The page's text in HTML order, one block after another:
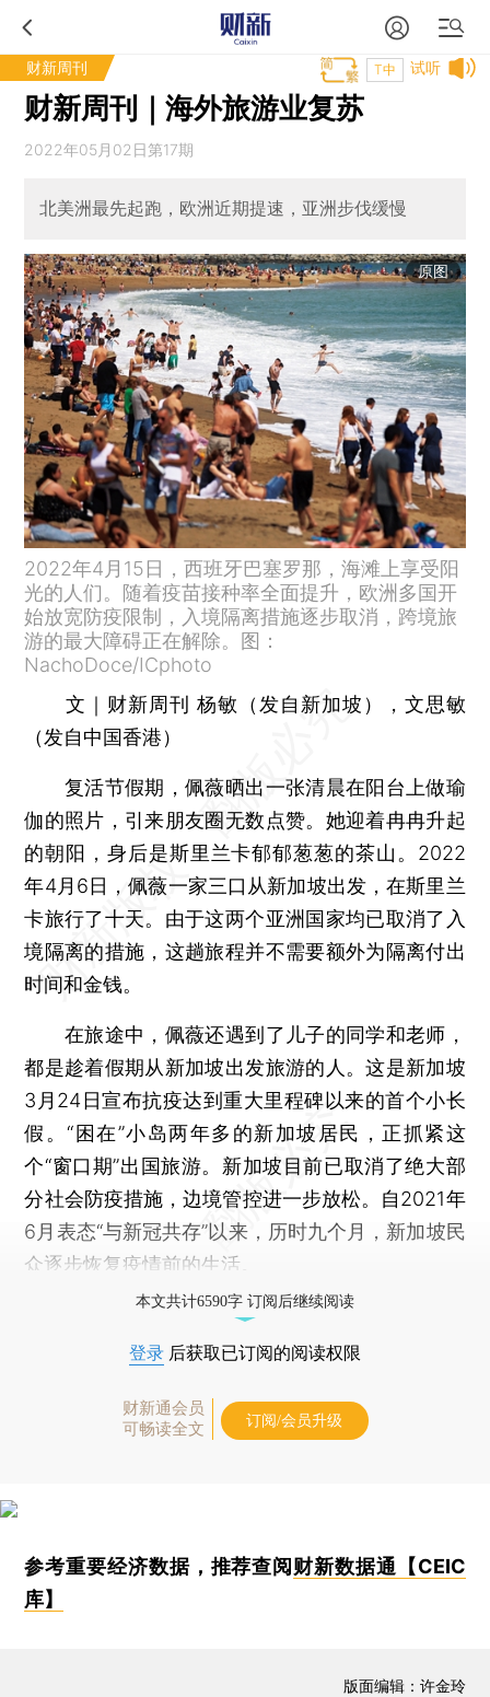
财新周刊 试听
T中
财新周刊｜海外旅游业复苏
2022年05月02日第17期
北美洲最先起跑，欧洲近期提速，亚洲步伐缓慢
原图
2022年4月15日，西班牙巴塞罗那，海滩上享受阳
光的人们。随着疫苗接种率全面提升，欧洲多国开
始放宽防疫限制，入境隔离措施逐步取消，跨境旅
游的最大障碍正在解除。图：
NachoDoce/ICphoto
文｜财新周刊 杨敏（发自新加坡），文思敏
（发自中国香港）
复活节假期，佩薇晒出一张清晨在阳台上做瑜
伽的照片，引来朋友圈无数点赞。她迎着冉冉升起
的朝阳，身后是斯里兰卡郁郁葱葱的茶山。2022
年4月6日，佩薇一家三口从新加坡出发，在斯里兰
卡旅行了十天。由于这两个亚洲国家均已取消了入
境隔离的措施，这趟旅程并不需要额外为隔离付出
时间和金钱。
在旅途中，佩薇还遇到了儿子的同学和老师，
都是趁着假期从新加坡出发旅游的人。这是新加坡
3月24日宣布抗疫达到重大里程碑以来的首个小长
假。“困在”小岛两年多的新加坡居民，正抓紧这
个“窗口期”出国旅游。新加坡目前已取消了绝大部
分社会防疫措施，边境管控进一步放松。自2021年
6月表态“与新冠共存”以来，历时九个月，新加坡民
众逐步恢复疫情前的生活。
本文共计6590字 订阅后继续阅读
登录 后获取已订阅的阅读权限
财新通会员
可畅读全文
订阅/会员升级
参考重要经济数据，推荐查阅财新数据通【CEIC
库】
版面编辑：许金玲